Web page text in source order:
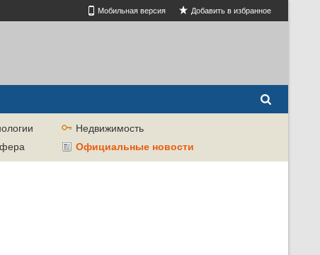
Мобильная версия Добавить в избранное
Недвижимость
Официальные новости